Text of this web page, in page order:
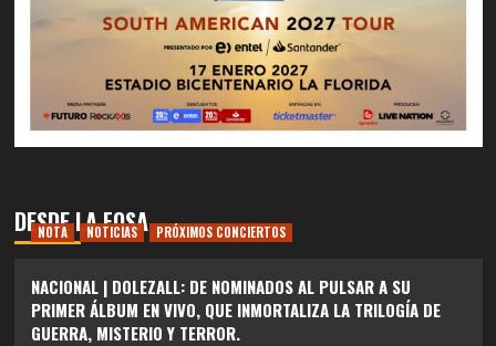
DESDE LA FOSA
NOTA NOTICIAS PRÓXIMOS CONCIERTOS
NACIONAL | DOLEZALL: DE NOMINADOS AL PULSAR A SU
PRIMER ÁLBUM EN VIVO, QUE INMORTALIZA LA TRILOGÍA DE
GUERRA, MISTERIO Y TERROR.